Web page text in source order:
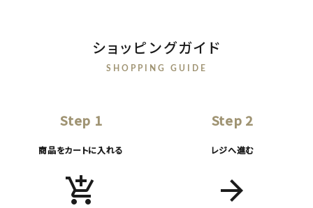
ショッピングガイド
SHOPPING GUIDE
Step 1
商品をカートに入れる
add_shopping_cart
Step 2
レジへ進む
arrow_forward